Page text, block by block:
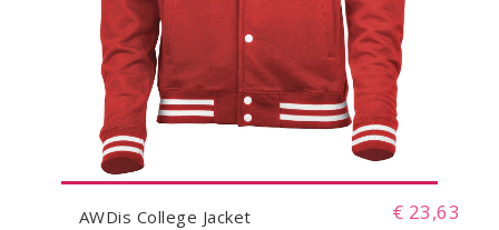
AWDis College Jacket € 23,63